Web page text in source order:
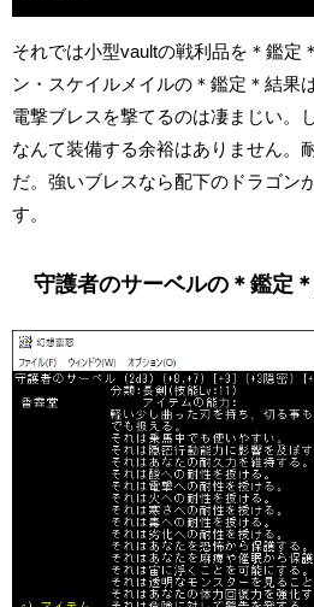
それでは小型vaultの戦利品を＊鑑定
ン・スケイルメイルの＊鑑定＊結果
電撃ブレスを撃てるのは凄まじい。
なんて装備する余裕はありません。
だ。強いブレスなら配下のドラゴン
す。
守護者のサーベルの＊鑑定